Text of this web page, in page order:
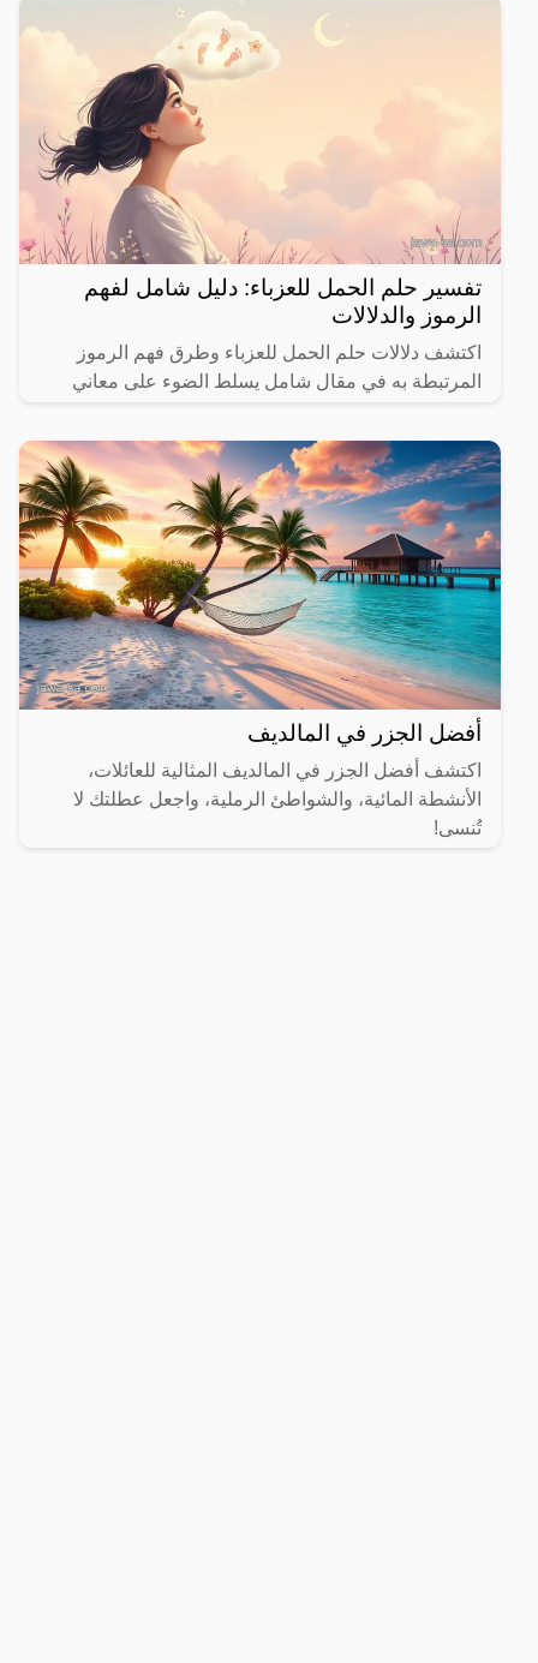
تفسير حلم الحمل للعزباء: دليل شامل لفهم
الرموز والدلالات
اكتشف دلالات حلم الحمل للعزباء وطرق فهم الرموز
المرتبطة به في مقال شامل يسلط الضوء على معاني
أفضل الجزر في المالديف
اكتشف أفضل الجزر في المالديف المثالية للعائلات،
الأنشطة المائية، والشواطئ الرملية، واجعل عطلتك لا
تُنسى!